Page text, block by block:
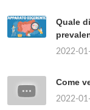
Quale
2022-
Come
2022-